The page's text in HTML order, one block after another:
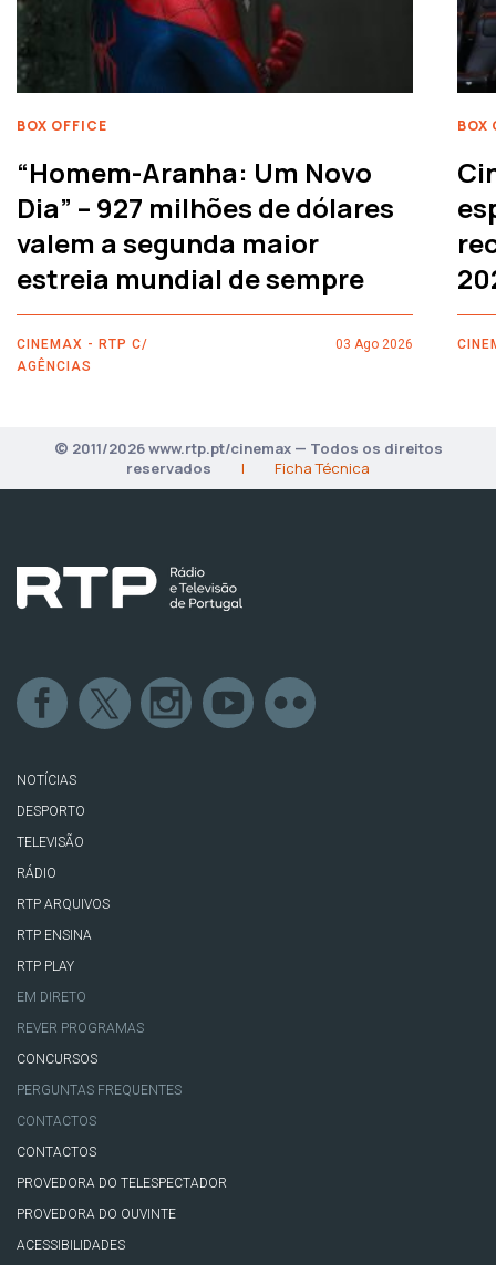
BOX OFFICE
“Homem-Aranha: Um Novo
Dia” – 927 milhões de dólares
valem a segunda maior
estreia mundial de sempre
CINEMAX - RTP C/
AGÊNCIAS
03 Ago 2026
BOX
© 2011/2026 www.rtp.pt/cinemax — Todos os direitos
reservados
| Ficha Técnica
NOTÍCIAS
DESPORTO
TELEVISÃO
RÁDIO
RTP ARQUIVOS
RTP ENSINA
RTP PLAY
EM DIRETO
REVER PROGRAMAS
CONCURSOS
PERGUNTAS FREQUENTES
CONTACTOS
CONTACTOS
PROVEDORA DO TELESPECTADOR
PROVEDORA DO OUVINTE
ACESSIBILIDADES